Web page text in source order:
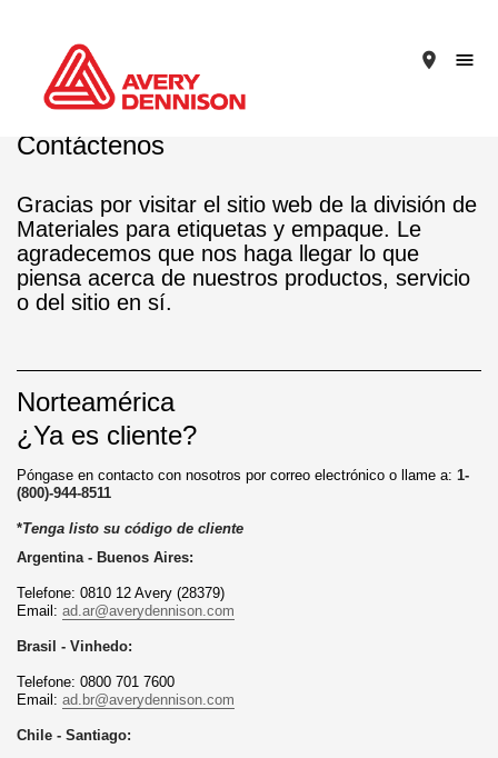
place
Contáctenos
Gracias por visitar el sitio web de la división de
Materiales para etiquetas y empaque. Le
agradecemos que nos haga llegar lo que
piensa acerca de nuestros productos, servicio
o del sitio en sí.
Norteamérica
¿Ya es cliente?
Póngase en contacto con nosotros por correo electrónico o llame a: 1-
(800)-944-8511
*Tenga listo su código de cliente
Argentina - Buenos Aires:
Telefone: 0810 12 Avery (28379)
Email: ad.ar@averydennison.com
Brasil - Vinhedo:
Telefone: 0800 701 7600
Email: ad.br@averydennison.com
Chile - Santiago: